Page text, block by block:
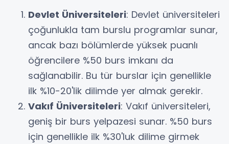
Devlet Üniversiteleri: Devlet üniversiteleri
çoğunlukla tam burslu programlar sunar,
ancak bazı bölümlerde yüksek puanlı
öğrencilere %50 burs imkanı da
sağlanabilir. Bu tür burslar için genellikle
ilk %10-20'lik dilimde yer almak gerekir.
Vakıf Üniversiteleri: Vakıf üniversiteleri,
geniş bir burs yelpazesi sunar. %50 burs
için genellikle ilk %30'luk dilime girmek